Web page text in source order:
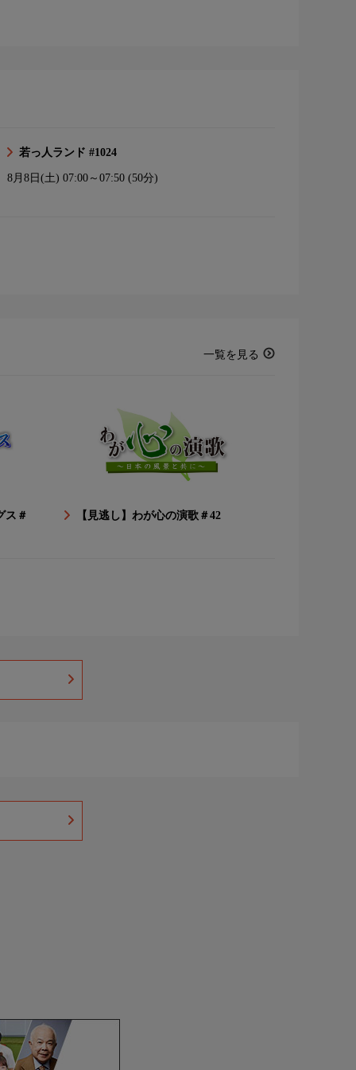
若っ人ランド #1024
8月8日(土) 07:00～07:50 (50分)
一覧を見る
ス＃
【見逃し】わが心の演歌＃42